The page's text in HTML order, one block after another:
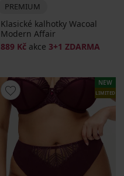
PREMIUM
Klasické kalhotky Wacoal
Modern Affair
889 Kč akce 3+1 ZDARMA
NEW
LIMITED